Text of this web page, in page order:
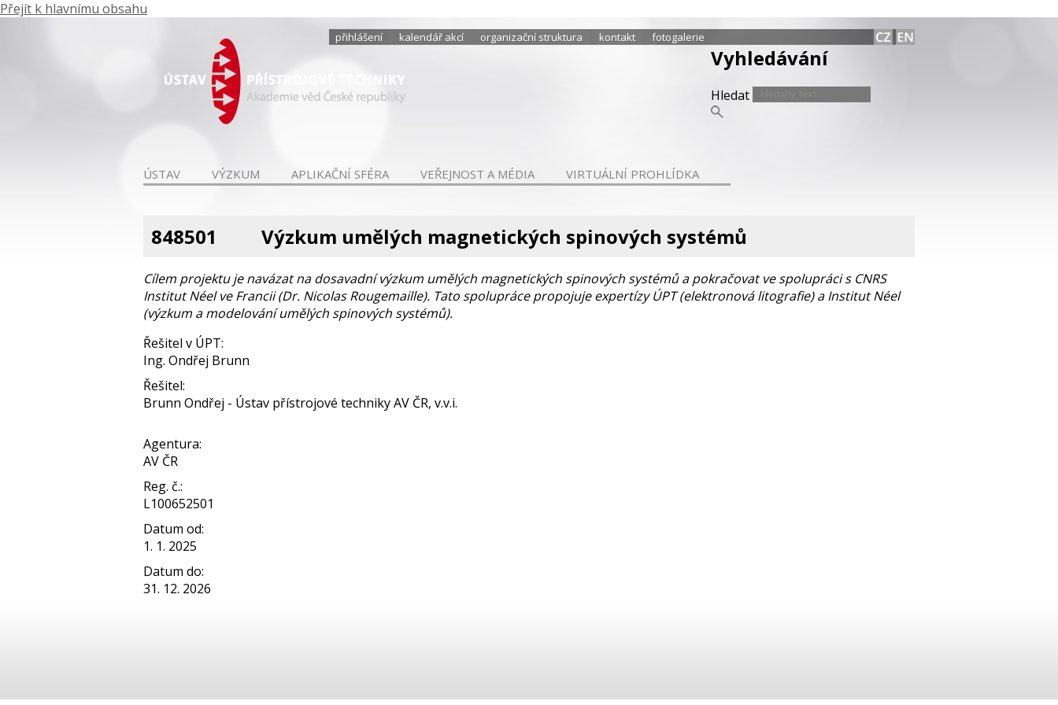
Přejít k hlavnímu obsahu
přihlášení kalendář akcí organizační struktura kontakt fotogalerie
Vyhledávání
Hledat
ÚSTAV VÝZKUM APLIKAČNÍ SFÉRA VEŘEJNOST A MÉDIA VIRTUÁLNÍ PROHLÍDKA
848501 Výzkum umělých magnetických spinových systémů
Cílem projektu je navázat na dosavadní výzkum umělých magnetických spinových systémů a pokračovat ve spolupráci s CNRS
Institut Néel ve Francii (Dr. Nicolas Rougemaille). Tato spolupráce propojuje expertízy ÚPT (elektronová litografie) a Institut Néel
(výzkum a modelování umělých spinových systémů).
Řešitel v ÚPT:
Ing. Ondřej Brunn
Řešitel:
Brunn Ondřej - Ústav přístrojové techniky AV ČR, v.v.i.
Agentura:
AV ČR
Reg. č.:
L100652501
Datum od:
1. 1. 2025
Datum do:
31. 12. 2026